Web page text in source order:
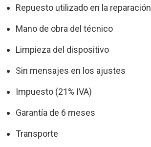
Repuesto utilizado en la reparación
Mano de obra del técnico
Limpieza del dispositivo
Sin mensajes en los ajustes
Impuesto (21% IVA)
Garantía de 6 meses
Transporte